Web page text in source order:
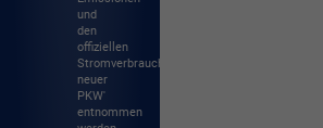
und
den
offiziellen
Stromverbrauch
neuer
PKW'
entnommen